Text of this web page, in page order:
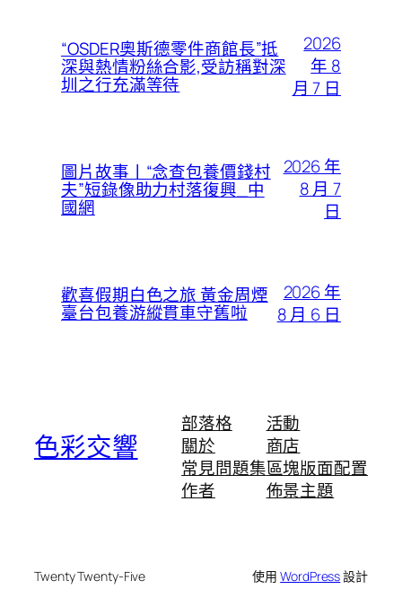
“OSDER奧斯德零件商館長”抵
深與熱情粉絲合影,受訪稱對深
圳之行充滿等待
2026
年 8
月 7 日
圖片故事丨“念查包養價錢村
夫”短錄像助力村落復興_中
國網
2026 年
8 月 7
日
歡喜假期白色之旅 黃金周煙
臺台包養游縱貫車守舊啦
2026 年
8 月 6 日
色彩交響
部落格
關於
常見問題集
作者
活動
商店
區塊版面配置
佈景主題
Twenty Twenty-Five 使用WordPress設計